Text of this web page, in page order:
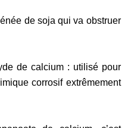
de soja qui va obstruer
de calcium : utilisé pour
corrosif extrêmement